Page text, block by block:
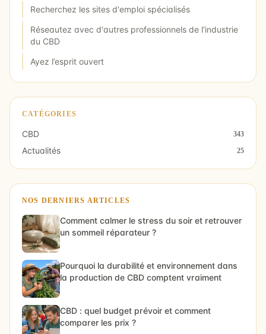
Recherchez les sites d'emploi spécialisés
Réseautez avec d'autres professionnels de l'industrie
du CBD
Ayez l’esprit ouvert
CATÉGORIES
CBD 343
Actualités 25
NOS DERNIERS ARTICLES
Comment calmer le stress du soir et retrouver
un sommeil réparateur ?
Pourquoi la durabilité et environnement dans
la production de CBD comptent vraiment
CBD : quel budget prévoir et comment
comparer les prix ?